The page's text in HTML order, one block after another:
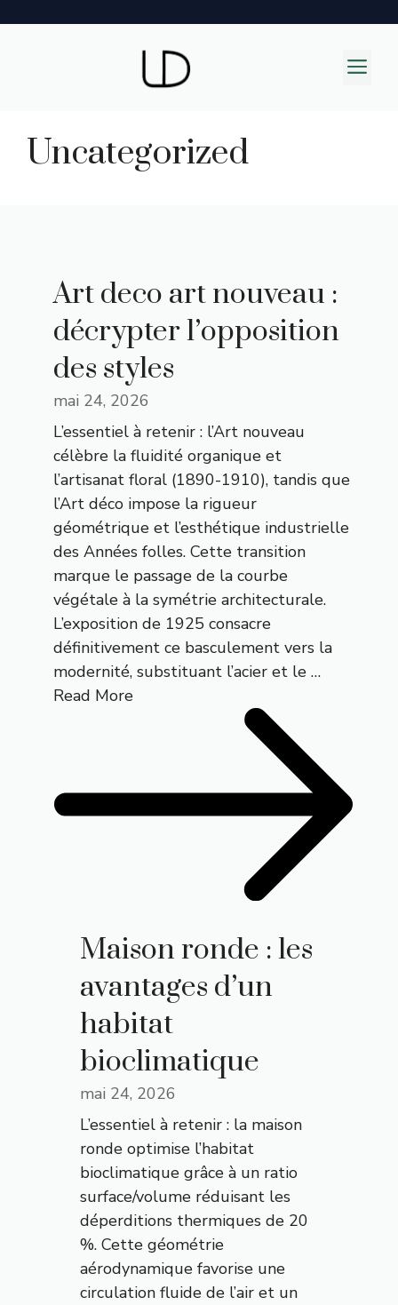
Uncategorized
Art deco art nouveau :
décrypter l’opposition
des styles
mai 24, 2026
L’essentiel à retenir : l’Art nouveau
célèbre la fluidité organique et
l’artisanat floral (1890-1910), tandis que
l’Art déco impose la rigueur
géométrique et l’esthétique industrielle
des Années folles. Cette transition
marque le passage de la courbe
végétale à la symétrie architecturale.
L’exposition de 1925 consacre
définitivement ce basculement vers la
modernité, substituant l’acier et le …
Read More
Maison ronde : les
avantages d’un
habitat
bioclimatique
mai 24, 2026
L’essentiel à retenir : la maison
ronde optimise l’habitat
bioclimatique grâce à un ratio
surface/volume réduisant les
déperditions thermiques de 20
%. Cette géométrie
aérodynamique favorise une
circulation fluide de l’air et un